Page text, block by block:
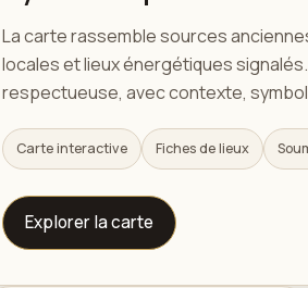
La carte rassemble sources
locales et lieux énergétiques
respectueuse, avec contexte,
Carte interactive Fiches de lieux
Explorer la carte